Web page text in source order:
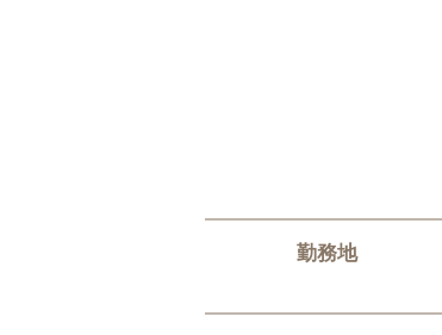
勤務地